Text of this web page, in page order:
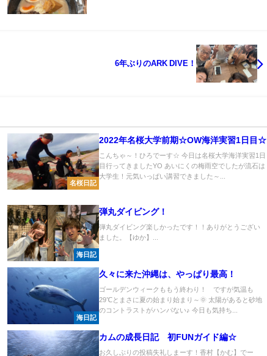
6年ぶりのARK DIVE！
名桜日記
2022年名桜大学前期☆OW海洋実習1日目☆
こんちゃ～！ひろでーす☆ 今日は名桜大学海洋実習1日
目行ってきましたYO あいにくの梅雨空でしたが流石は
大学生！元気いっぱい講習できました～...
海日記
弾丸ダイビング！
弾丸ダイビング楽しかったです！！ありがとうござい
ました。【ゆか】...
海日記
久々に来た沖縄は、やっぱり最高！
ゴールデンウィークももう終わり！ ですが気温も
29℃とまさに夏の始まり始まり～🌞 太陽があると砂地
のコントラストがハンパない♪ 今日も気持ち...
カムの成長日記 初FUNガイド編☆
お久しぶりの投稿失礼しまーす！香村【かむ】でー